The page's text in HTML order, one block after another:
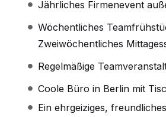
Jährliches Firmenevent
Wöchentliches
Zweiwöchentliches
Regelmäßige
Coole Büro in Berlin mit
Ein ehrgeiziges,